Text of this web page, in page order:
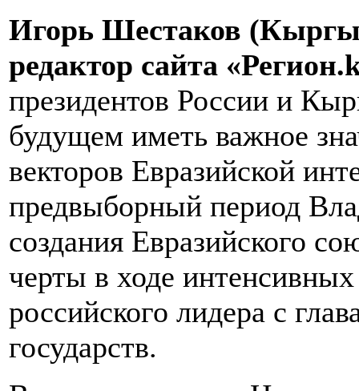
Игорь Шестаков
редактор сайта
президентов России и
будущем иметь важное
векторов Евразийской
предвыборный период
создания Евразийского
черты в ходе
российского лидера с
государств.